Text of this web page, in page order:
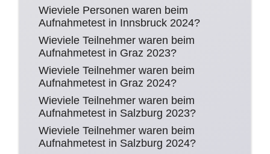
Wieviele Personen waren beim
Aufnahmetest in Innsbruck 2024?
Wieviele Teilnehmer waren beim
Aufnahmetest in Graz 2023?
Wieviele Teilnehmer waren beim
Aufnahmetest in Graz 2024?
Wieviele Teilnehmer waren beim
Aufnahmetest in Salzburg 2023?
Wieviele Teilnehmer waren beim
Aufnahmetest in Salzburg 2024?